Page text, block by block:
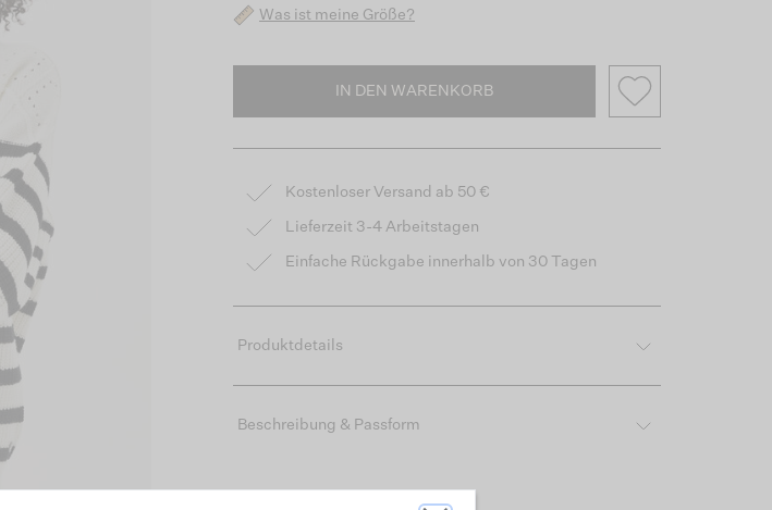
Was ist meine Größe?
IN DEN WARENKORB
Kostenloser Versand ab 50 €
Lieferzeit 3-4 Arbeitstagen
Einfache Rückgabe innerhalb von 30 Tagen
Produktdetails
Beschreibung & Passform